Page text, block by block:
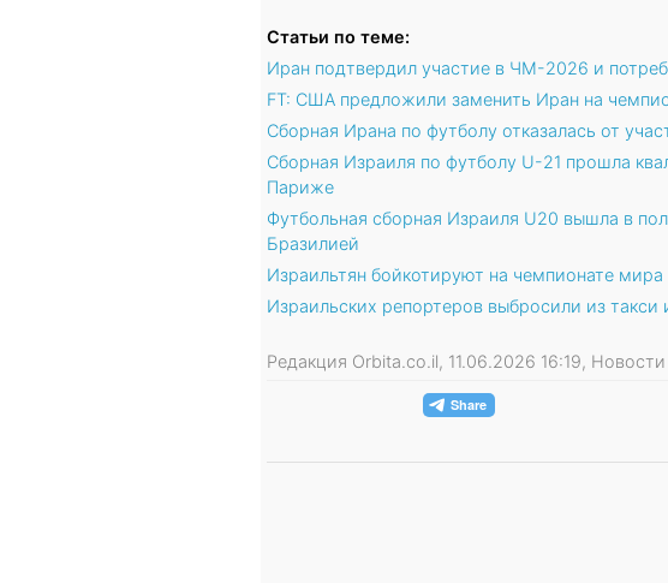
Статьи по теме:
Иран подтвердил участие в ЧМ-2026 и
FT: США предложили заменить Иран на
Сборная Ирана по футболу отказалась от
Сборная Израиля по футболу U-21 прошла
Париже
Футбольная сборная Израиля U20 вышла в
Бразилией
Израильтян бойкотируют на чемпионате
Израильских репортеров выбросили из такси
Редакция Orbita.co.il, 11.06.2026 16:19,